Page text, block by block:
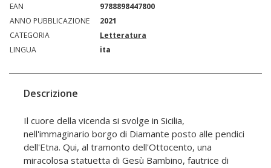
EAN
9788898447800
ANNO PUBBLICAZIONE
2021
CATEGORIA
Letteratura
LINGUA
ita
Descrizione
Il cuore della vicenda si svolge in Sicilia,
nell'immaginario borgo di Diamante posto alle pendici
dell'Etna. Qui, al tramonto dell'Ottocento, una
miracolosa statuetta di Gesù Bambino, fautrice di